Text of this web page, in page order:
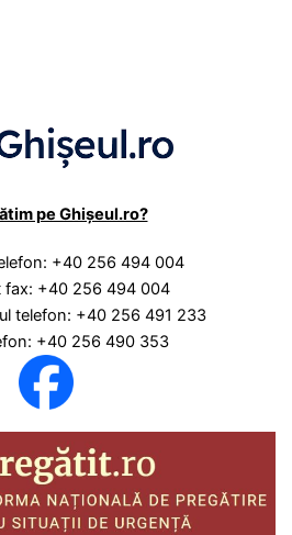
pe Ghișeul.ro?
+40 256 494 004
fax: +40 256 494 004
telefon: +40 256 491 233
+40 256 490 353